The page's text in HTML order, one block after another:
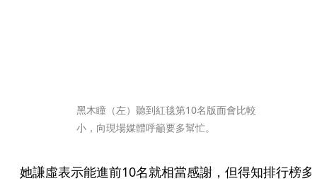
黑木瞳（左）聽到紅毯第10名版面會比較
小，向現場媒體呼籲要多幫忙。
她謙虛表示能進前10名就相當感謝，但得知排行榜多